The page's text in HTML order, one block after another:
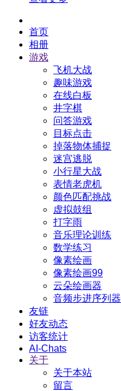
首页
相册
游戏
飞机大战
趣味游戏
在线白板
井字棋
问答游戏
目标点击
掉落物体捕捉
迷宫逃脱
小行星大战
表情老虎机
颜色匹配挑战
虚拟鼓组
打字雨
音乐理论训练
数学练习
像素绘画
像素绘画99
云朵绘画器
音频步进序列器
友链
好友动态
访客统计
AI-Chats
关于
关于本站
留言